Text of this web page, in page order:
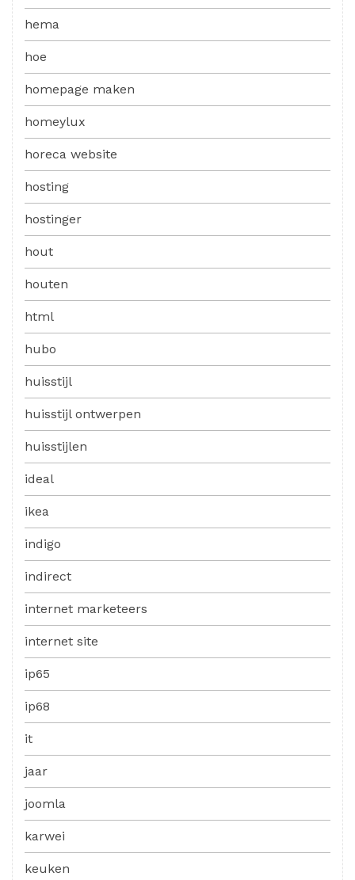
hema
hoe
homepage maken
homeylux
horeca website
hosting
hostinger
hout
houten
html
hubo
huisstijl
huisstijl ontwerpen
huisstijlen
ideal
ikea
indigo
indirect
internet marketeers
internet site
ip65
ip68
it
jaar
joomla
karwei
keuken